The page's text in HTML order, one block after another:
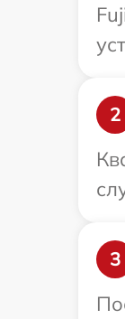
2
3